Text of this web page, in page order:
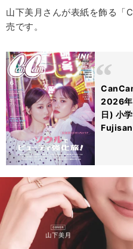
山下美月さんが表紙を飾る「
売です。
2026
日) 小